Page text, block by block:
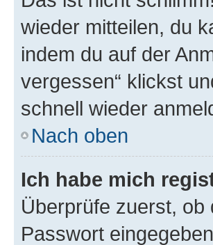
wieder mitteilen, du
indem du auf der
vergessen“ klickst
schnell wieder
Nach oben
Ich habe mich
Überprüfe zuerst,
Passwort